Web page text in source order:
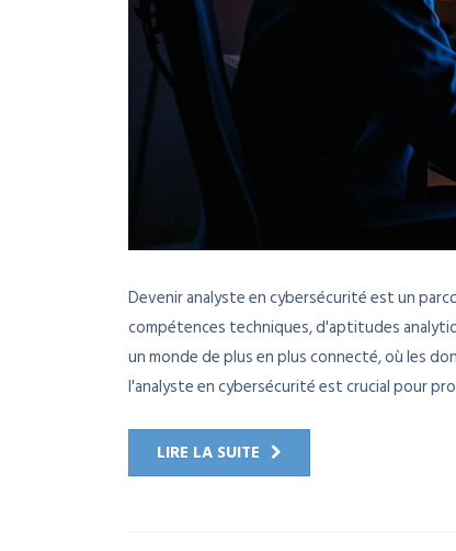
Devenir analyste en cybersécurité est un
compétences techniques, d'aptitudes
un monde de plus en plus connecté, où les
l'analyste en cybersécurité est crucial pour
LIRE LA SUITE